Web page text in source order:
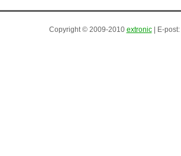
Copyright © 2009-2010 extronic| E-post: